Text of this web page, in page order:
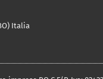
Italia